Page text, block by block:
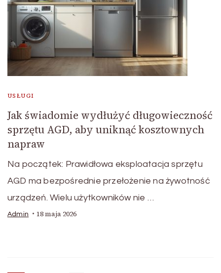
USŁUGI
Jak świadomie wydłużyć długowieczność
sprzętu AGD, aby uniknąć kosztownych
napraw
Na początek: Prawidłowa eksploatacja sprzętu
AGD ma bezpośrednie przełożenie na żywotność
urządzeń. Wielu użytkowników nie …
Admin 18 maja 2026